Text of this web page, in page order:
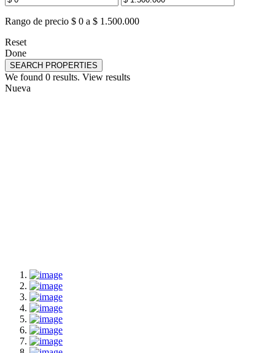
Rango de precio $ 0 a $ 1.500.000
Reset
Done
SEARCH PROPERTIES
We found 0 results. View results
Nueva